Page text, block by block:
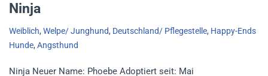
Ninja
Weiblich, Welpe/ Junghund, Deutschland/ Pflegestelle, Happy-Ends
Hunde, Angsthund
Ninja Neuer Name: Phoebe Adoptiert seit: Mai